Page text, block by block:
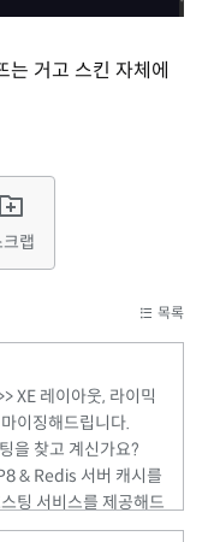
거고 스킨 자체에
랩
목록
XE 레이아웃, 라이믹
이징해드립니다.
을 찾고 계신가요?
& Redis 서버 캐시를
팅 서비스를 제공해드
인메일서비스도 함께